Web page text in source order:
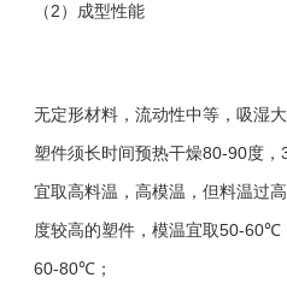
（ 2 ）成型性能
无定形材料，流动性中等，吸湿
塑件须长时间预热干燥80-90度，
宜取高料温，高模温，但料温过
度较高的塑件，模温宜取50-60℃
60-80℃ ；